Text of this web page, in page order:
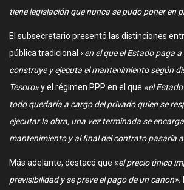
tiene legislación que nunca se pudo poner en
El subsecretario presentó las distinciones
pública tradicional «en el que el Estado paga
construye y ejecuta el mantenimiento según
Tesoro»y el régimen PPP en el que «el
todo quedaría a cargo del privado quien se
ejecutar la obra, una vez terminada se
mantenimiento y al final del contrato pasaría
Más adelante, destacó que «el precio único
previsibilidad y se preve el pago de un canon».